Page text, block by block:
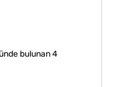
bulunan 4